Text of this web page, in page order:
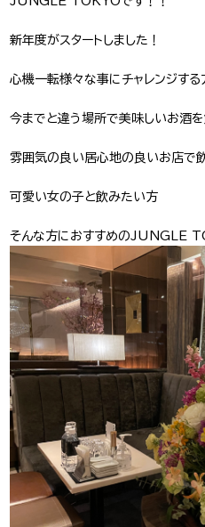
Recruit Cast
Recruit Staff
Shop Info
J-Tokyo
新年度がスタートしました！
心機一転様々な事にチャレンジす
今までと違う場所で美味しいお酒
雰囲気の良い居心地の良いお店で
可愛い女の子と飲みたい方
そんな方におすすめのJUNGLE